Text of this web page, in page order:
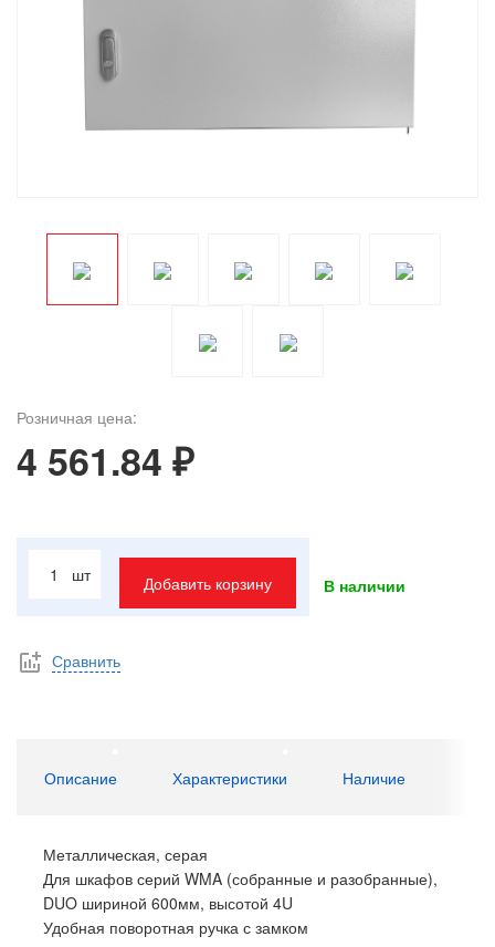
Розничная цена:
4 561.84 ₽
шт Добавить корзину В наличии
Сравнить
Описание Характеристики Наличие
Металлическая, серая
Для шкафов серий WMA (собранные и разобранные),
DUO шириной 600мм, высотой 4U
Удобная поворотная ручка с замком